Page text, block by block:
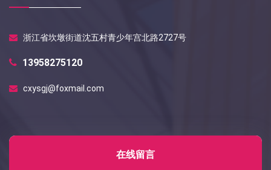
浙江省坎墩街道沈五村青少年宫北路2727号
13958275120
cxysgj@foxmail.com
在线留言